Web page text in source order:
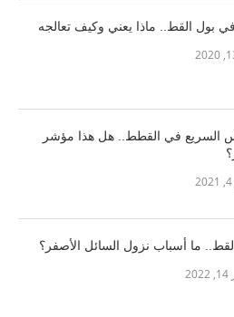
بول القط.. ماذا يعني وكيف تعالجه
السريع في القطط.. هل هذا مؤشر
ما أسباب نزول السائل الأصفر؟